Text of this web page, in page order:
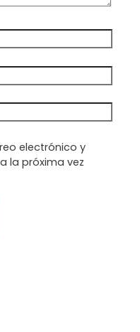
electrónico y
la próxima vez